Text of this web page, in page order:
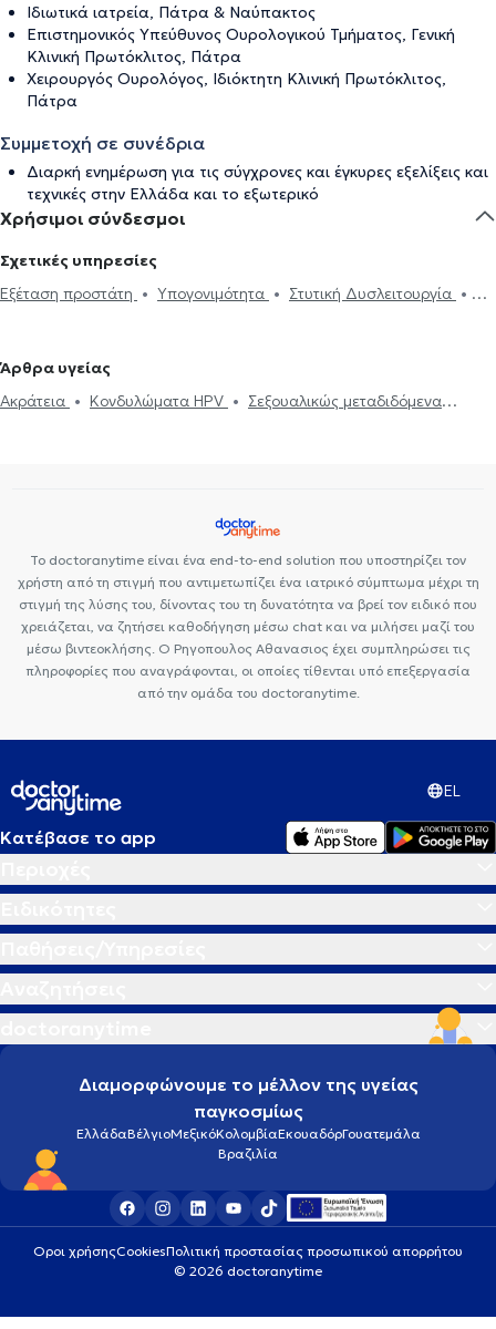
Ιδιωτικά ιατρεία, Πάτρα & Ναύπακτος
Επιστημονικός Υπεύθυνος Ουρολογικού Τμήματος, Γενική
Κλινική Πρωτόκλιτος, Πάτρα
Χειρουργός Ουρολόγος, Ιδιόκτητη Κλινική Πρωτόκλιτος,
Πάτρα
Συμμετοχή σε συνέδρια
Διαρκή ενημέρωση για τις σύγχρονες και έγκυρες εξελίξεις και
τεχνικές στην Ελλάδα και το εξωτερικό
Χρήσιμοι σύνδεσμοι
Σχετικές υπηρεσίες
Εξέταση προστάτη
Υπογονιμότητα
Στυτική Δυσλειτουργία
έλεγχος
Υδροκήλη
προστάτη
Σπερμοδιάγραμμα
Πέτρα στα νεφρά
Άρθρα υγείας
Ακράτεια
Κονδυλώματα HPV
Σεξουαλικώς μεταδιδόμενα
Το doctoranytime είναι ένα end-to-end solution που υποστηρίζει τον
χρήστη από τη στιγμή που αντιμετωπίζει ένα ιατρικό σύμπτωμα μέχρι τη
στιγμή της λύσης του, δίνοντας του τη δυνατότητα να βρεί τον ειδικό που
χρειάζεται, να ζητήσει καθοδήγηση μέσω chat και να μιλήσει μαζί του
μέσω βιντεοκλήσης. Ο Ρηγοπουλος Αθανασιος έχει συμπληρώσει τις
πληροφορίες που αναγράφονται, οι οποίες τίθενται υπό επεξεργασία
από την ομάδα του doctoranytime.
EL
Κατέβασε το app
Διαμορφώνουμε το μέλλον της υγείας
παγκοσμίως
ΕλλάδαΒέλγιοΜεξικόΚολομβίαΕκουαδόρΓουατεμάλα
Βραζιλία
Οροι χρήσηςCookiesΠολιτική προστασίας προσωπικού απορρήτου
© 2026 doctoranytime